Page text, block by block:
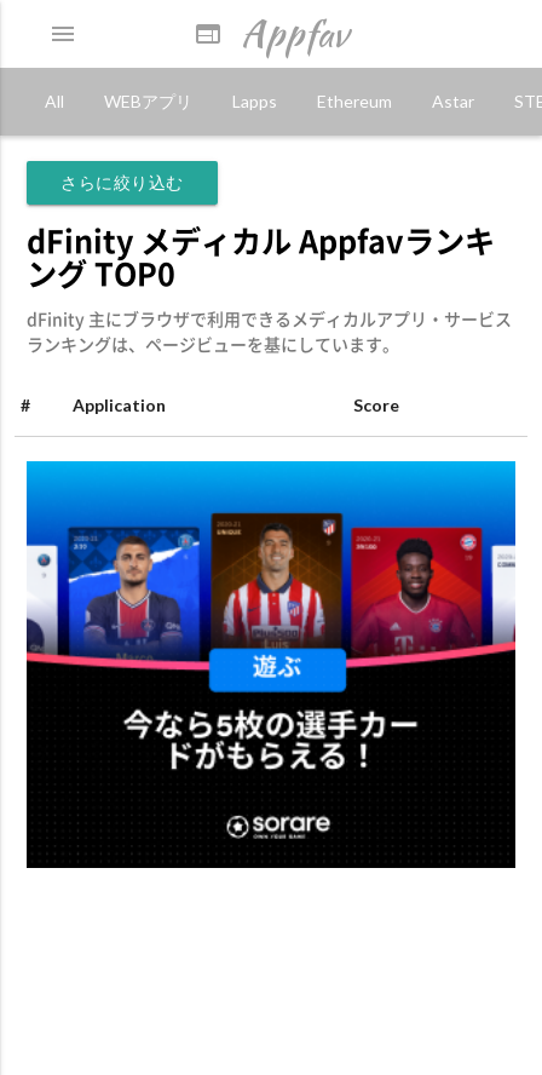
web Appfav
menu
All WEBアプリ Lapps Ethereum Astar
さらに絞り込む
dFinity メディカル Appfavランキ
ング TOP0
dFinity 主にブラウザで利用できるメディカルアプリ・サービス
ランキングは、ページビューを基にしています。
# Application Score